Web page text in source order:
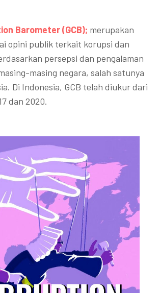
Barometer (GCB); merupakan
opini publik terkait korupsi dan
persepsi dan pengalaman
masing negara, salah satunya
Di Indonesia, GCB telah diukur dari
dan 2020.